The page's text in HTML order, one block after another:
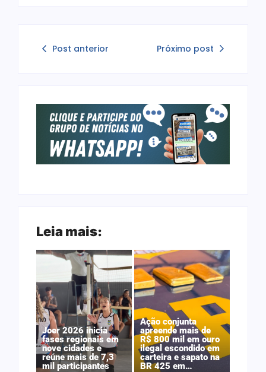
Post anterior Próximo post
Leia mais:
Joer 2026 inicia
fases regionais em
nove cidades e
reúne mais de 7,3
mil participantes
Ação conjunta
apreende mais de
R$ 800 mil em ouro
ilegal escondido em
carteira e sapato na
BR 425 em…